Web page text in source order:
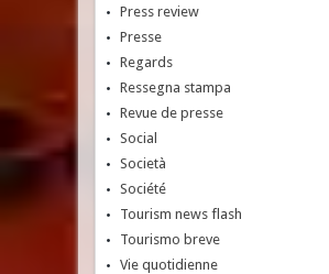
Press review
Presse
Regards
Ressegna stampa
Revue de presse
Social
Società
Société
Tourism news flash
Tourismo breve
Vie quotidienne